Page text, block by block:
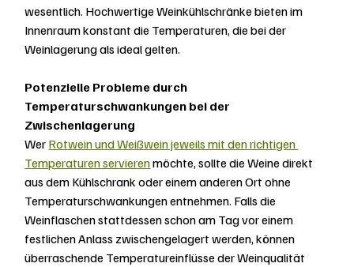
wesentlich. Hochwertige Weinkühlschränke bieten im
Innenraum konstant die Temperaturen, die bei der
Weinlagerung als ideal gelten.
Potenzielle Probleme durch
Temperaturschwankungen bei der
Zwischenlagerung
Wer Rotwein und Weißwein jeweils mit den richtigen
Temperaturen servieren möchte, sollte die Weine direkt
aus dem Kühlschrank oder einem anderen Ort ohne
Temperaturschwankungen entnehmen. Falls die
Weinflaschen stattdessen schon am Tag vor einem
festlichen Anlass zwischengelagert werden, können
überraschende Temperatureinflüsse der Weinqualität